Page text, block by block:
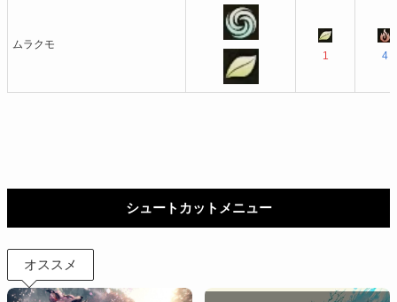
ムラクモ
1
4
シュートカットメニュー
オススメ